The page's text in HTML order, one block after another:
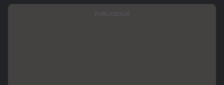
PUBLICIDADE